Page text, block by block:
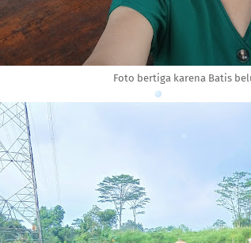
Foto bertiga karena Batis